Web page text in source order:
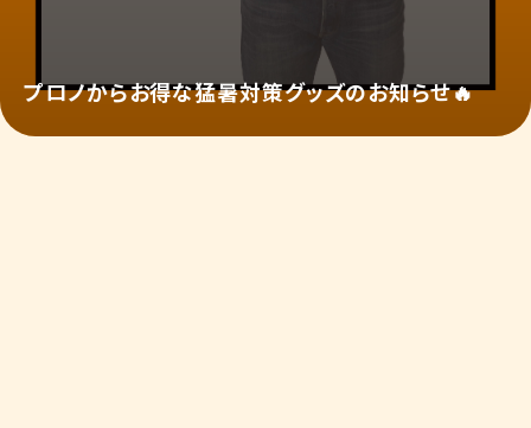
プロノからお得な猛暑対策グッズのお知らせ🔥